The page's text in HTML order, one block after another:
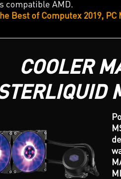
compatible AMD.
Best of Computex 2019, PC
COOLER